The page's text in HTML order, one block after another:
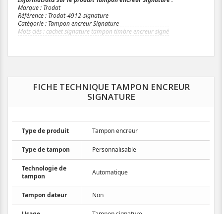
Marque : Trodat
Référence : Trodat-4912-signature
Catégorie : Tampon encreur Signature
cachet signature tampon timbre encreur signé
FICHE TECHNIQUE TAMPON ENCREUR
SIGNATURE
Type de produit Tampon encreur
Type de tampon Personnalisable
Technologie de
tampon
Automatique
Tampon dateur Non